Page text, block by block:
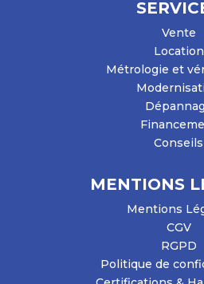
Vente
Location
Métrologie et
Conseils
MENTIONS
Mentions
CGV
RGPD
Politique de